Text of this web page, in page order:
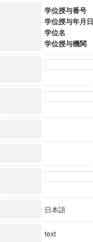
学位授与番号
学位授与年月日
学位名
学位授与機関
日本語
text